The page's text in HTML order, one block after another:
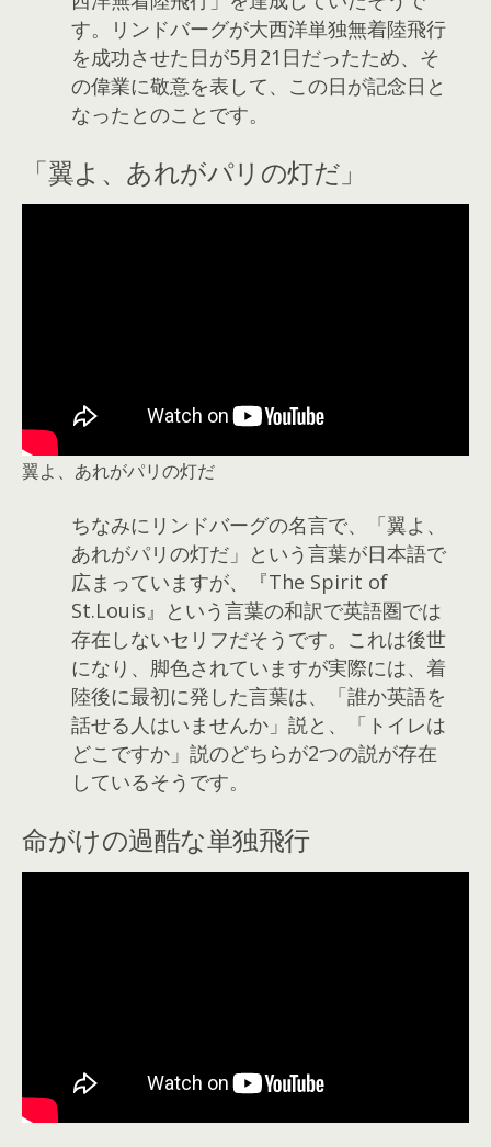
す。リンドバーグが大西洋単独無着陸飛行
を成功させた日が5月21日だったため、そ
の偉業に敬意を表して、この日が記念日と
なったとのことです。
「翼よ、あれがパリの灯だ」
翼よ、あれがパリの灯だ
ちなみにリンドバーグの名言で、「翼よ、
あれがパリの灯だ」という言葉が日本語で
広まっていますが、『The Spirit of
St.Louis』という言葉の和訳で英語圏では
存在しないセリフだそうです。これは後世
になり、脚色されていますが実際には、着
陸後に最初に発した言葉は、「誰か英語を
話せる人はいませんか」説と、「トイレは
どこですか」説のどちらが2つの説が存在
しているそうです。
命がけの過酷な単独飛行